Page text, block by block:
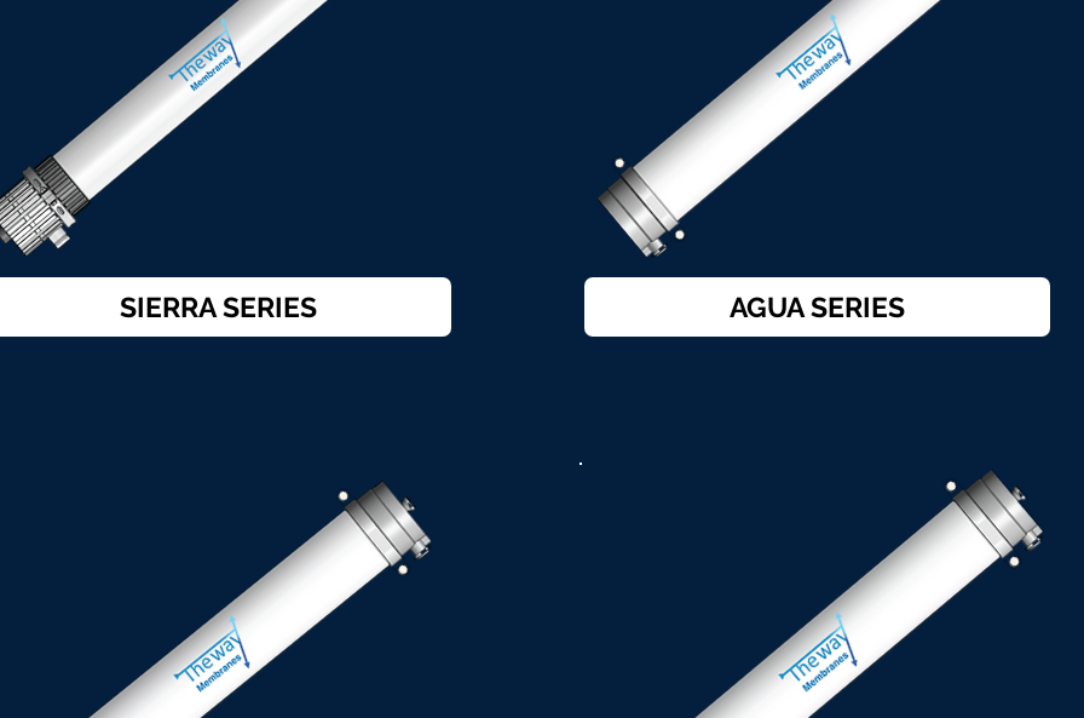
SIERRA SERIES AGUA SERIES